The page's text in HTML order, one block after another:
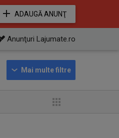
ADAUGĂ ANUNŢ
Anunţuri Lajumate.ro